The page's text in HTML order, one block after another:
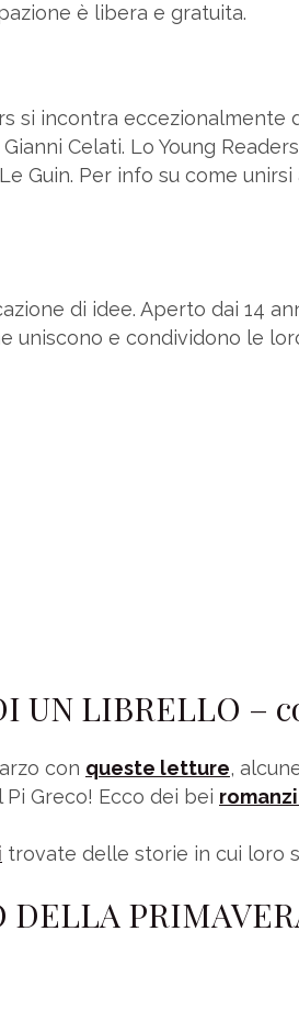
è libera e gratuita.
si incontra eccezionalmente
Celati. Lo Young
Guin. Per info su come
di idee. Aperto dai 14
uniscono e condividono le
UN LIBRELLO –
con queste letture,
Greco! Ecco dei bei
trovate delle storie in cui loro
DELLA